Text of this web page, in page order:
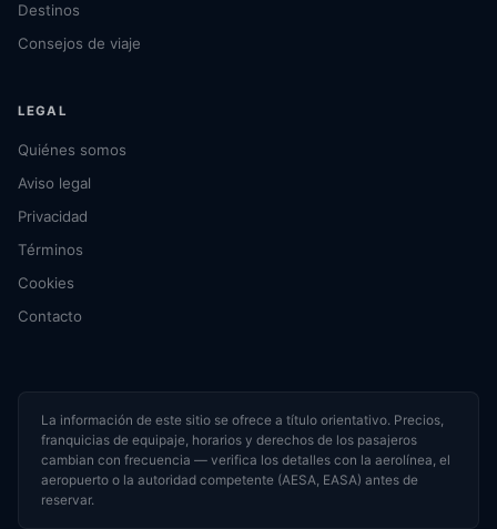
Destinos
Consejos de viaje
LEGAL
Quiénes somos
Aviso legal
Privacidad
Términos
Cookies
Contacto
La información de este sitio se ofrece a título orientativo. Precios,
franquicias de equipaje, horarios y derechos de los pasajeros
cambian con frecuencia — verifica los detalles con la aerolínea, el
aeropuerto o la autoridad competente (AESA, EASA) antes de
reservar.